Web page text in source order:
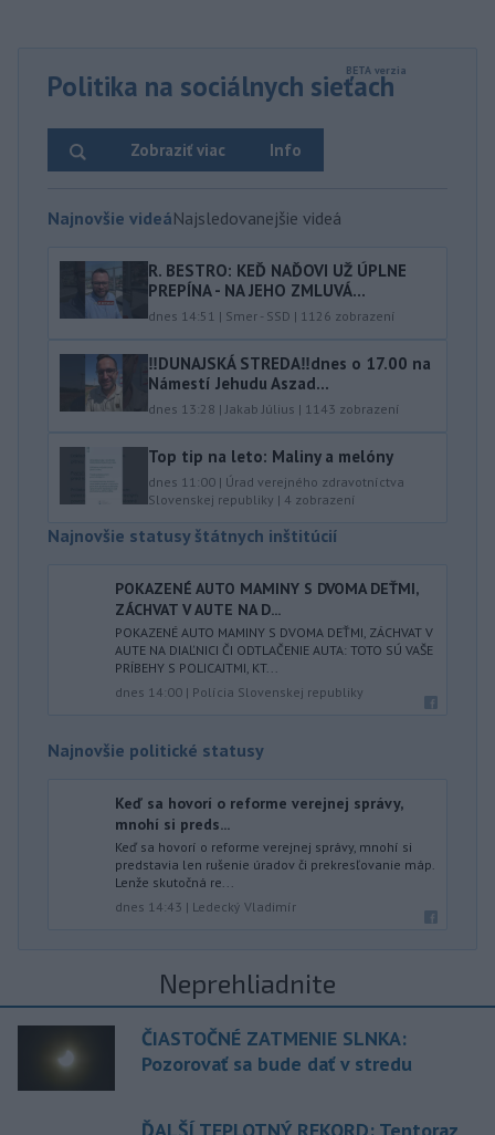
Politika na sociálnych sieťach
Info
Zobraziť viac
Najnovšie videáNajsledovanejšie videá
R. BESTRO: KEĎ NAĎOVI UŽ ÚPLNE
PREPÍNA - NA JEHO ZMLUVÁ...
dnes 14:51 | Smer - SSD | 1126 zobrazení
‼️DUNAJSKÁ STREDA‼️dnes o 17.00 na
Námestí Jehudu Aszad...
dnes 13:28 |Jakab Július | 1143 zobrazení
Top tip na leto: Maliny a melóny
dnes 11:00 | Úrad verejného zdravotníctva
Slovenskej republiky | 4 zobrazení
Najnovšie statusy štátnych inštitúcií
POKAZENÉ AUTO MAMINY S DVOMA DEŤMI,
ZÁCHVAT V AUTE NA D...
POKAZENÉ AUTO MAMINY S DVOMA DEŤMI, ZÁCHVAT V
AUTE NA DIAĽNICI ČI ODTLAČENIE AUTA: TOTO SÚ VAŠE
PRÍBEHY S POLICAJTMI, KT...
dnes 14:00 | Polícia Slovenskej republiky
Najnovšie politické statusy
Keď sa hovorí o reforme verejnej správy,
mnohí si preds...
Keď sa hovorí o reforme verejnej správy, mnohí si
predstavia len rušenie úradov či prekresľovanie máp.
Lenže skutočná re...
dnes 14:43 | Ledecký Vladimír
Neprehliadnite
ČIASTOČNÉ ZATMENIE SLNKA:
Pozorovať sa bude dať v stredu